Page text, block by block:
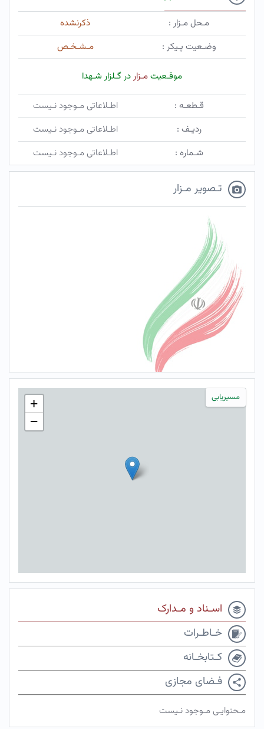
مـحل مـزار :
ذکرنشده
وضـعیت پـیکر :
مـشـخـص
موقـعیتمـزاردر گـلزار شـهدا
قـطعـه :
اطـلاعاتی مـوجود نـیست
ردیـف :
اطـلاعاتی مـوجود نـیست
شـماره :
اطـلاعاتی مـوجود نـیست
تـصویر مـزار
مسیریابی
+
−
اسـناد و مـدارک
خـاطـرات
کـتابخـانه
فـضای مجازی
مـحتوایـی مـوجود نـیست